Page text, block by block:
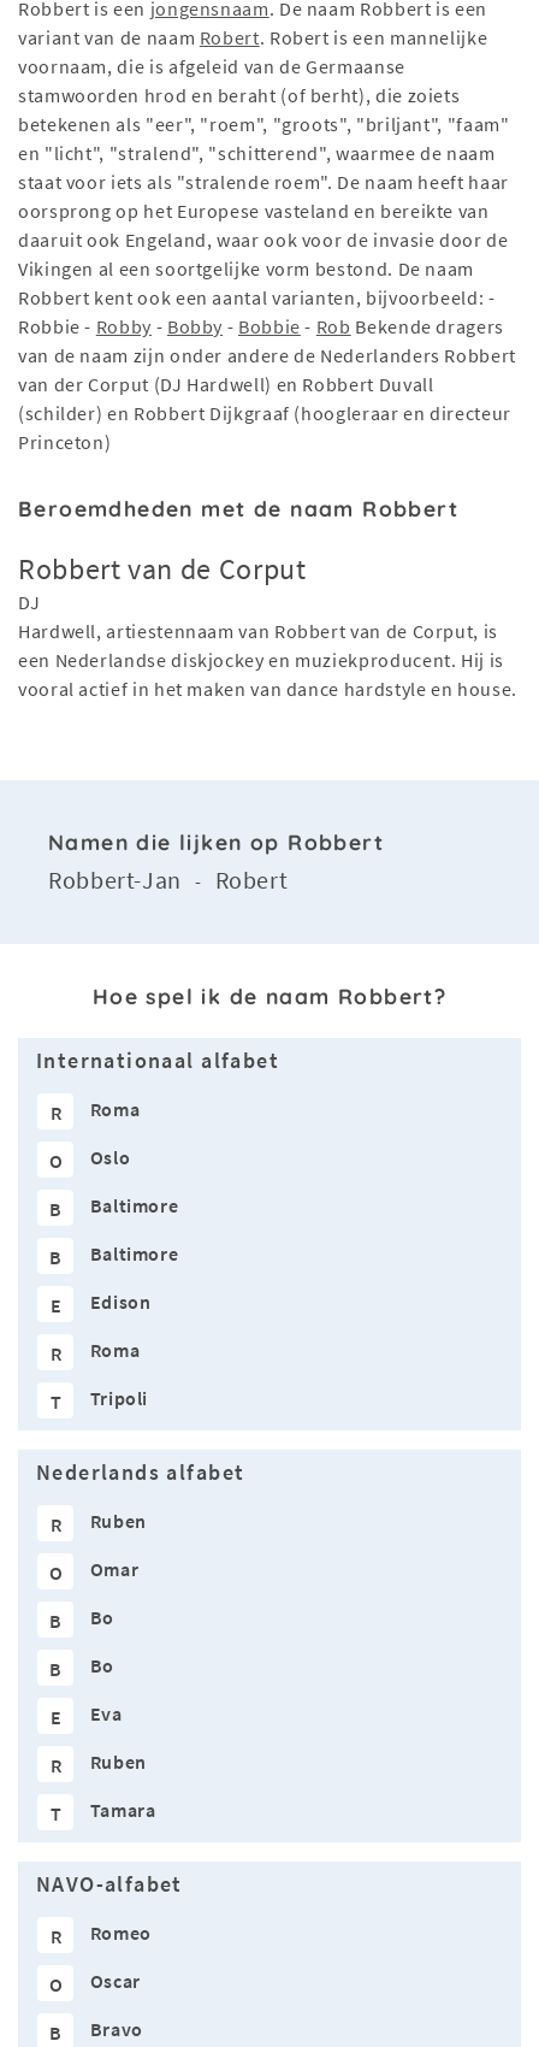
Robbert is een jongensnaam. De naam Robbert is een
variant van de naam Robert. Robert is een mannelijke
voornaam, die is afgeleid van de Germaanse
stamwoorden hrod en beraht (of berht), die zoiets
betekenen als "eer", "roem", "groots", "briljant", "faam"
en "licht", "stralend", "schitterend", waarmee de naam
staat voor iets als "stralende roem". De naam heeft haar
oorsprong op het Europese vasteland en bereikte van
daaruit ook Engeland, waar ook voor de invasie door de
Vikingen al een soortgelijke vorm bestond. De naam
Robbert kent ook een aantal varianten, bijvoorbeeld: -
Robbie - Robby - Bobby - Bobbie - Rob Bekende dragers
van de naam zijn onder andere de Nederlanders Robbert
van der Corput (DJ Hardwell) en Robbert Duvall
(schilder) en Robbert Dijkgraaf (hoogleraar en directeur
Princeton)
Beroemdheden met de naam Robbert
Robbert van de Corput
DJ
Hardwell, artiestennaam van Robbert van de Corput, is
een Nederlandse diskjockey en muziekproducent. Hij is
vooral actief in het maken van dance hardstyle en house.
Namen die lijken op Robbert
Robbert-Jan - Robert
Hoe spel ik de naam Robbert?
Internationaal alfabet
R Roma
O Oslo
B Baltimore
B Baltimore
E Edison
R Roma
T Tripoli
Nederlands alfabet
R Ruben
O Omar
B Bo
B Bo
E Eva
R Ruben
T Tamara
NAVO-alfabet
R Romeo
O Oscar
B Bravo